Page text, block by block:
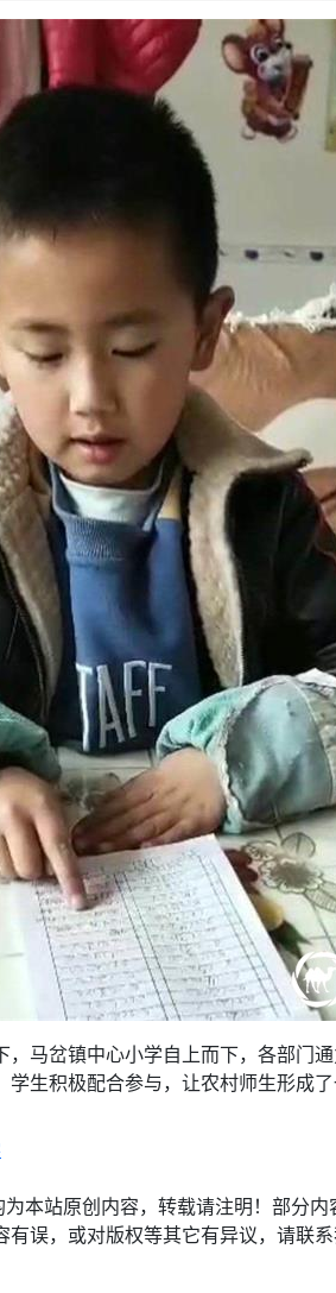
，马岔镇中心小学自上而下，各部门
学生积极配合参与，让农村师生形成
为本站原创内容，转载请注明！部分
误，或对版权等其它有异议，请联系